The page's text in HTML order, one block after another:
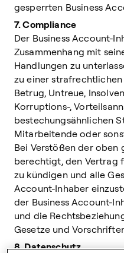
gesperrten Business
7. Compliance
Der Business Account-
Zusammenhang mit
Handlungen zu
zu einer
Betrug, Untreue,
Korruptions-,
bestechungsähnlichen
Mitarbeitende oder
Bei Verstößen der oben
berechtigt, den Vertrag
zu kündigen und alle
Account-Inhaber
der Business Account-
und die
Gesetze und
8. Datenschutz